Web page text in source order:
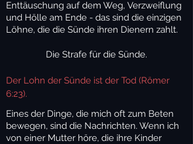
Enttäuschung auf dem Weg, Verzweiflung
und Hölle am Ende - das sind die einzigen
Löhne, die die Sünde ihren Dienern zahlt.
Die Strafe für die Sünde.
Der Lohn der Sünde ist der Tod (Römer
6:23).
Eines der Dinge, die mich oft zum Beten
bewegen, sind die Nachrichten. Wenn ich
von einer Mutter höre, die ihre Kinder